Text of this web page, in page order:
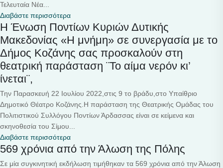
Τελευταία Νέα...
Διαβάστε περισσότερα
Η Ένωση Ποντίων Κυριών Δυτικής
Μακεδονίας «Η μνήμη» σε συνεργασία με το
Δήμος Κοζάνης σας προσκαλούν στη
θεατρική παράσταση ¨Το αίμα νερόν κι’
ίνεται¨,
Την Παρασκευή 22 Ιουλίου 2022,στις 9 το βράδυ,στο Υπαίθριο
Δημοτικό Θέατρο Κοζάνης.Η παράσταση της Θεατρικής Ομάδας του
Πολιτιστικού Συλλόγου Ποντίων Άρδασσας είναι σε κείμενα και
σκηνοθεσία του Σίμου...
Διαβάστε περισσότερα
569 χρόνια από την Άλωση της Πόλης
Σε μία συγκινητική εκδήλωση τιμήθηκαν τα 569 χρόνια από την Άλωση